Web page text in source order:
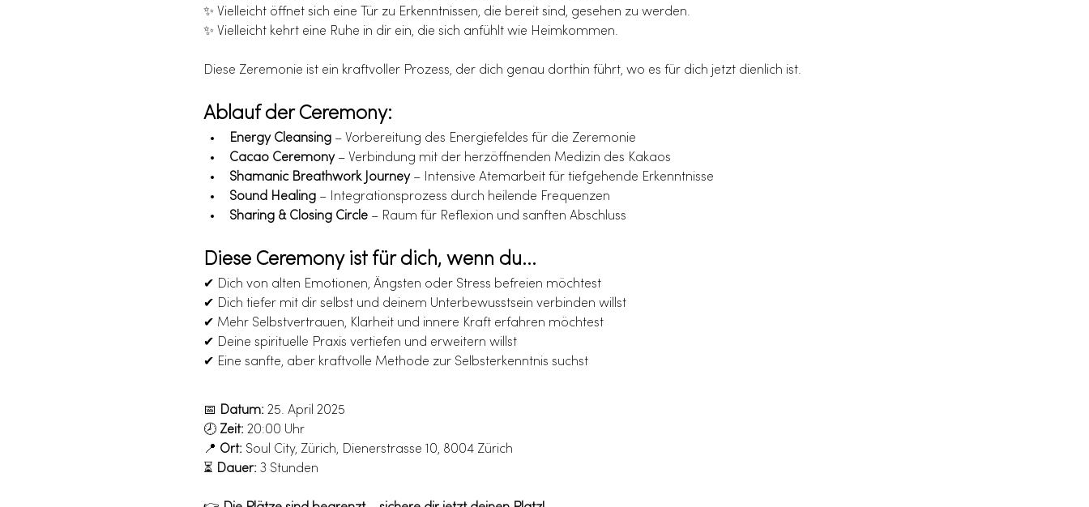
✨ Vielleicht öffnet sich eine Tür zu Erkenntnissen, die bereit sind, gesehen zu werden.
✨ Vielleicht kehrt eine Ruhe in dir ein, die sich anfühlt wie Heimkommen.
Diese Zeremonie ist ein kraftvoller Prozess, der dich genau dorthin führt, wo es für dich jetzt dienlich ist.
Ablauf der Ceremony:
Energy Cleansing – Vorbereitung des Energiefeldes für die Zeremonie
Cacao Ceremony – Verbindung mit der herzöffnenden Medizin des Kakaos
Shamanic Breathwork Journey – Intensive Atemarbeit für tiefgehende Erkenntnisse
Sound Healing – Integrationsprozess durch heilende Frequenzen
Sharing & Closing Circle – Raum für Reflexion und sanften Abschluss
Diese Ceremony ist für dich, wenn du...
✔ Dich von alten Emotionen, Ängsten oder Stress befreien möchtest
✔ Dich tiefer mit dir selbst und deinem Unterbewusstsein verbinden willst
✔ Mehr Selbstvertrauen, Klarheit und innere Kraft erfahren möchtest
✔ Deine spirituelle Praxis vertiefen und erweitern willst
✔ Eine sanfte, aber kraftvolle Methode zur Selbsterkenntnis suchst
📅 Datum: 25. April 2025
🕗 Zeit: 20:00 Uhr
📍 Ort: Soul City, Zürich, Dienerstrasse 10, 8004 Zürich
⏳ Dauer: 3 Stunden